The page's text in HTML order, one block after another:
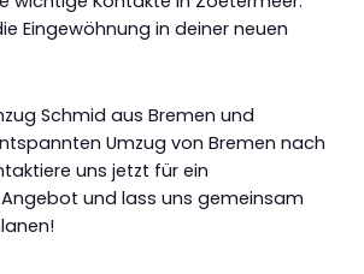
Eingewöhnung in deiner neuen
Schmid aus Bremen und
Umzug von Bremen nach
uns jetzt für ein
und lass uns gemeinsam